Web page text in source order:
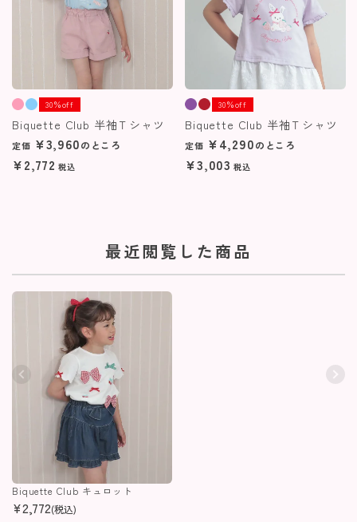
30％off
Biquette Club 半袖Ｔシャツ
定価 ¥3,960のところ
¥2,772 税込
30％off
Biquette Club 半袖Ｔシャツ
定価 ¥4,290のところ
¥3,003 税込
最近閲覧した商品
Biquette Club キュロット
¥2,772(税込)